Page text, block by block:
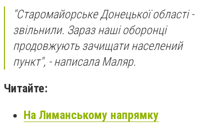
"Старомайорське Донецької області -
звільнили. Зараз наші оборонці
продовжують зачищати населений
пункт", - написала Маляр.
Читайте:
На Лиманському напрямку